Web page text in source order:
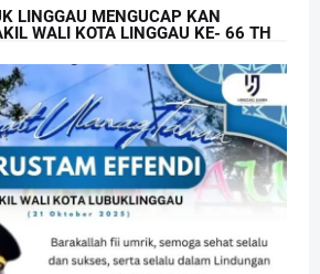
LINGGAU MENGUCAP KAN
WALI KOTA LINGGAU KE- 66 TH